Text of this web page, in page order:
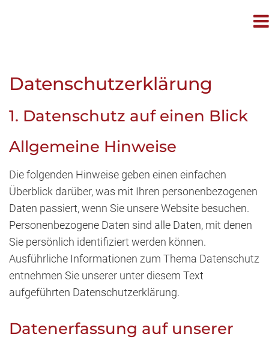
Datenschutzerklärung
1. Datenschutz auf einen Blick
Allgemeine Hinweise
Die folgenden Hinweise geben einen einfachen
Überblick darüber, was mit Ihren personenbezogenen
Daten passiert, wenn Sie unsere Website besuchen.
Personenbezogene Daten sind alle Daten, mit denen
Sie persönlich identifiziert werden können.
Ausführliche Informationen zum Thema Datenschutz
entnehmen Sie unserer unter diesem Text
aufgeführten Datenschutzerklärung.
Datenerfassung auf unserer